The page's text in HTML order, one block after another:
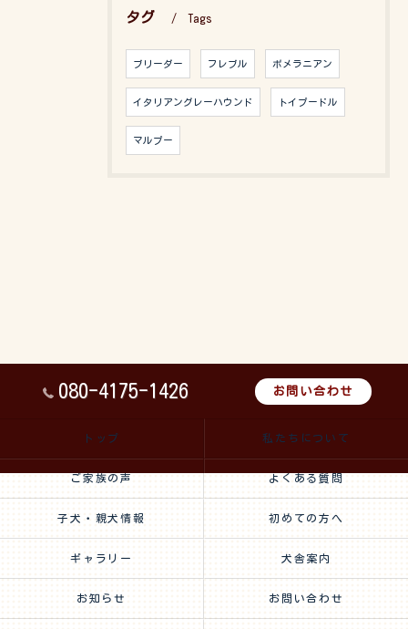
タグ Tags
ブリーダー フレブル ポメラニアン
イタリアングレーハウンド トイプードル
マルプー
080-4175-1426 お問い合わせ
トップ 私たちについて
ご家族の声 よくある質問
子犬・親犬情報 初めての方へ
ギャラリー 犬舎案内
お知らせ お問い合わせ